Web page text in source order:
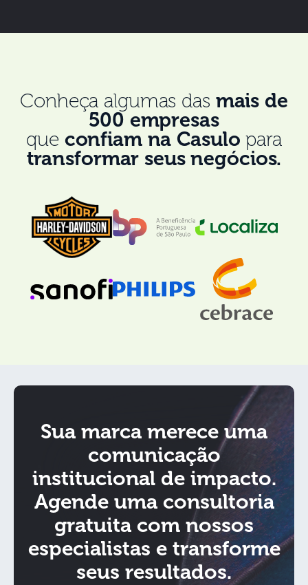
Conheça algumas das mais de
500 empresas
que confiam na Casulo para
transformar seus negócios.
Sua marca merece uma
comunicação
institucional de impacto.
Agende uma consultoria
gratuita com nossos
especialistas e transforme
seus resultados.